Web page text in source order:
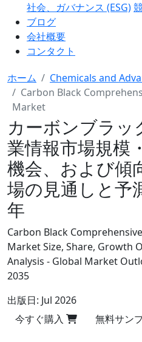
社会、ガバナンス (ESG)
ブログ
会社概要
コンタクト
ホーム
Chemicals and
Carbon Black
Market
カーボンブラッ
業情報市場規模
機会、および傾
場の見通しと予
年
Carbon Black
Market Size, Share, Growth
Analysis - Global Market
2035
出版日: Jul 2026
今すぐ購入
無料サン